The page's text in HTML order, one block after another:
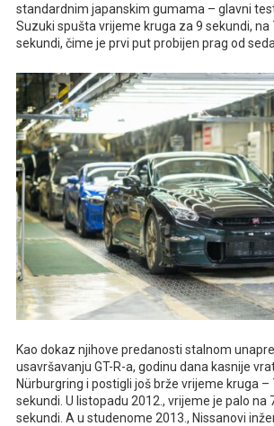
standardnim japanskim gumama – glavni
Suzuki spušta vrijeme kruga za 9 sekundi, na
sekundi, čime je prvi put probijen prag od
Kao dokaz njihove predanosti stalnom
usavršavanju GT-R-a, godinu dana kasnije
Nürburgring i postigli još brže vrijeme kruga –
sekundi. U listopadu 2012., vrijeme je palo na
sekundi. A u studenome 2013., Nissanovi